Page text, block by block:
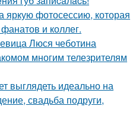
яркую фотосессию, которая
и коллег.
Люся чеботина
многим телезрителям
выглядеть идеально на
свадьба подруги,